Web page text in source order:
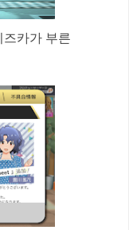
즈카가 부른